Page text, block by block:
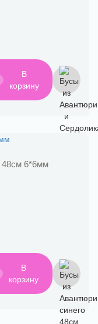
В
корзину
48см 6*6мм
В
корзину